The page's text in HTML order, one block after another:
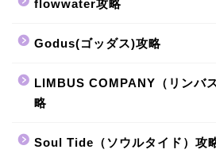
flowwater攻略
Godus(ゴッダス)攻略
LIMBUS COMPANY（リンバ
略
Soul Tide（ソウルタイド）攻